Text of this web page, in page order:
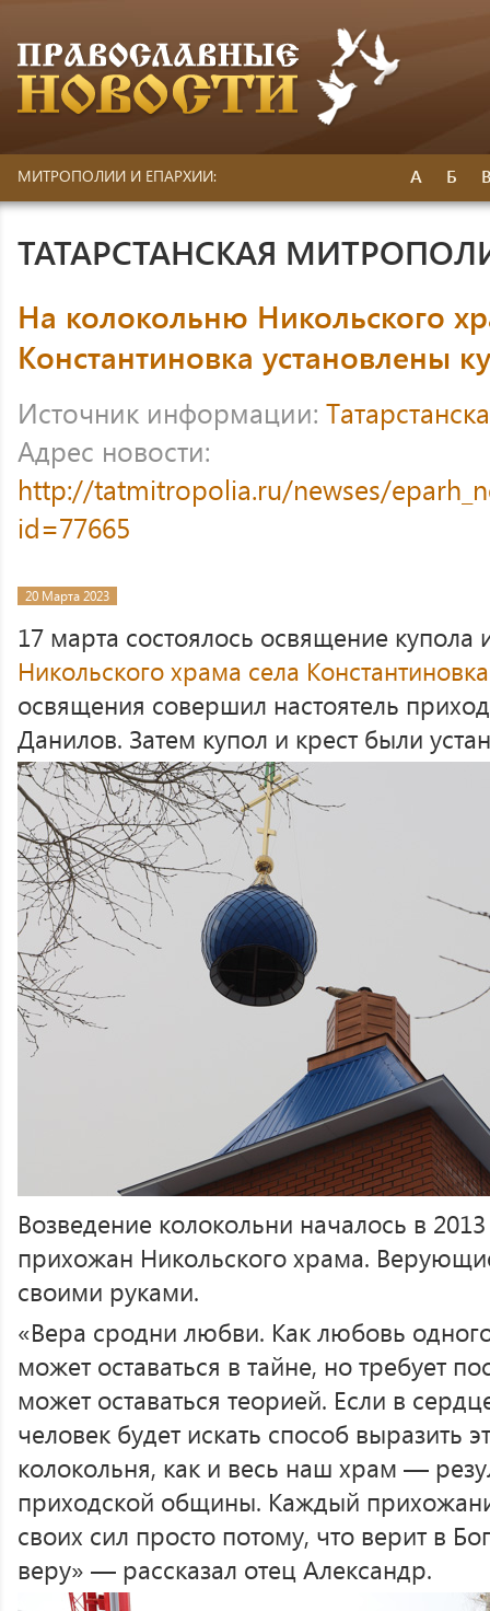
МИТРОПОЛИИ И ЕПАРХИИ: А Б
ТАТАРСТАНСКАЯ
На колокольню Никольского
Константиновка установлены
Источник информации:
Адрес новости:
http://tatmitropolia.ru/newses/
id=77665
20 Марта 2023
17 марта состоялось освящение купола
Никольского храма села
освящения совершил настоятель
Данилов. Затем купол и крест были
Возведение колокольни началось в
прихожан Никольского храма.
своими руками.
«Вера сродни любви. Как любовь
может оставаться в тайне, но требует
может оставаться теорией. Если в
человек будет искать способ выразить
колокольня, как и весь наш храм —
приходской общины. Каждый
своих сил просто потому, что верит в
веру» — рассказал отец Александр.